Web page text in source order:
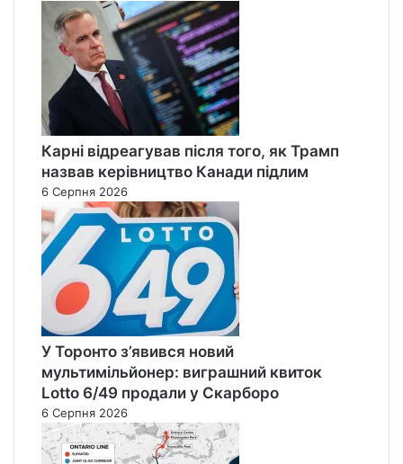
Карні відреагував після того, як Трамп
назвав керівництво Канади підлим
6 Серпня 2026
У Торонто з’явився новий
мультимільйонер: виграшний квиток
Lotto 6/49 продали у Скарборо
6 Серпня 2026